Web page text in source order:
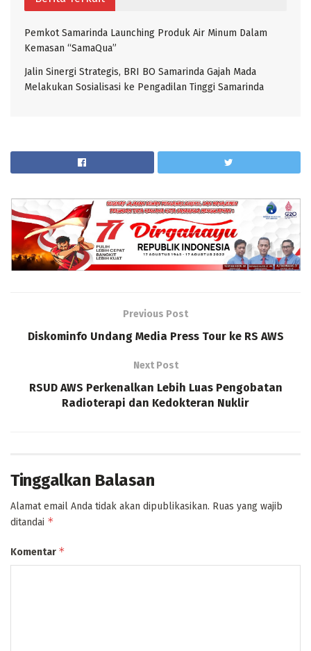
Pemkot Samarinda Launching Produk Air Minum Dalam
Kemasan “SamaQua”
Jalin Sinergi Strategis, BRI BO Samarinda Gajah Mada
Melakukan Sosialisasi ke Pengadilan Tinggi Samarinda
Previous Post
Diskominfo Undang Media Press Tour ke RS AWS
Next Post
RSUD AWS Perkenalkan Lebih Luas Pengobatan
Radioterapi dan Kedokteran Nuklir
Tinggalkan Balasan
Alamat email Anda tidak akan dipublikasikan. Ruas yang wajib
ditandai *
Komentar *